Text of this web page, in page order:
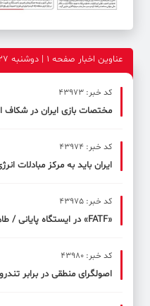
عناوین اخبار صفحه ۱ | دوشنبه 27 اس‍ 1403
کد خبر: 43973
مختصات بازی ایران در شکاف
کد خبر: 43974
ایران باید به مرکز مبادلات
کد خبر: 43975
«FATF» در ایستگاه پایانی / طاهر جمشیدزاده
کد خبر: 43980
اصولگرای منطقی در برابر